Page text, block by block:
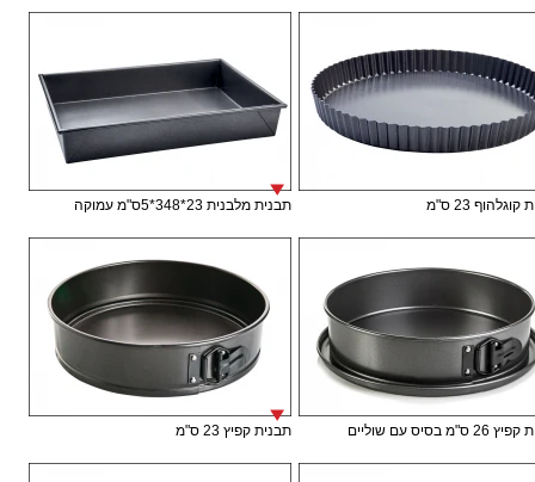
23 ס"מ תבנית מלבנית 23*348*5ס"מ עמוקה
בסיס עם שוליים תבנית קפיץ 23 ס"מ